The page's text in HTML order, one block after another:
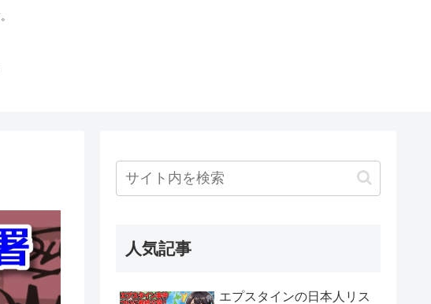
人気記事
エプスタインの日本人リス